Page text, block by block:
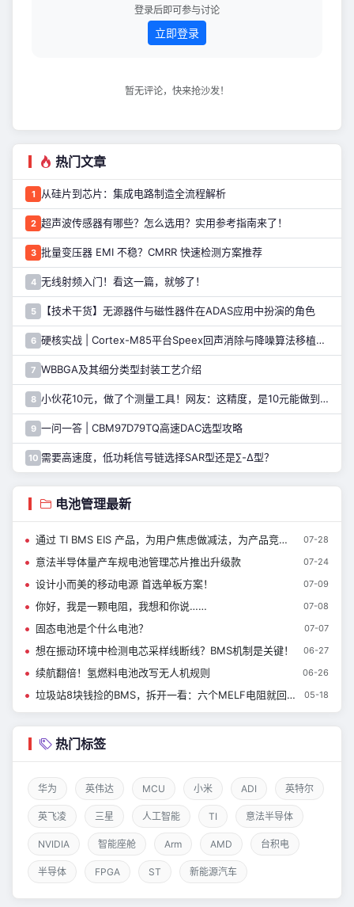
关控制——降低整车各域的成本和复杂
登录后即可参与讨论
立即登录
暂无评论，快来抢沙发！
热门文章
1 从硅片到芯片：集成电路制造全流程解析
2 超声波传感器有哪些？怎么选用？实用参考指南来了！
3 批量变压器 EMI 不稳？CMRR 快速检测方案推荐
4 无线射频入门！看这一篇，就够了！
5 【技术干货】无源器件与磁性器件在ADAS应用中扮演的角色
6 硬核实战 | Cortex-M85平台Speex回声消除与降噪算法移植指南
7 WBBGA及其细分类型封装工艺介绍
8 小伙花10元，做了个测量工具！网友：这精度，是10元能做到的吗……
9 一问一答 | CBM97D79TQ高速DAC选型攻略
10 需要高速度，低功耗信号链选择SAR型还是∑-Δ型？
电池管理最新
通过 TI BMS EIS 产品，为用户焦虑做减法，为产品竞争力做加法 | BMS 工程师必看的电动汽车设计指南 07-28
意法半导体量产车规电池管理芯片推出升级款 07-24
设计小而美的移动电源 首选单板方案！ 07-09
你好，我是一颗电阻，我想和你说…… 07-08
固态电池是个什么电池？ 07-07
想在振动环境中检测电芯采样线断线？BMS机制是关键！ 06-27
续航翻倍！氢燃料电池改写无人机规则 06-26
垃圾站8块钱捡的BMS，拆开一看：六个MELF电阻就回本了，剩下的全是利润！ 05-18
热门标签
华为 英伟达 MCU 小米 ADI 英特尔
英飞凌 三星 人工智能 TI 意法半导体
NVIDIA 智能座舱 Arm AMD 台积电
半导体 FPGA ST 新能源汽车